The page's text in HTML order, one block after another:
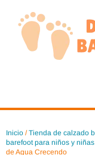
contenido
Inicio /Tienda de calzado
barefoot para niños y niñas
de Agua Crecendo